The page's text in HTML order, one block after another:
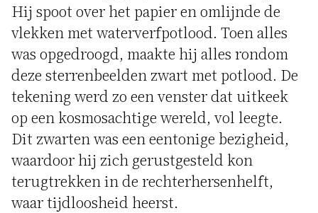
Hij spoot over het papier en omlijnde de
vlekken met waterverfpotlood. Toen alles
was opgedroogd, maakte hij alles rondom
deze sterrenbeelden zwart met potlood. De
tekening werd zo een venster dat uitkeek
op een kosmosachtige wereld, vol leegte.
Dit zwarten was een eentonige bezigheid,
waardoor hij zich gerustgesteld kon
terugtrekken in de rechterhersenhelft,
waar tijdloosheid heerst.